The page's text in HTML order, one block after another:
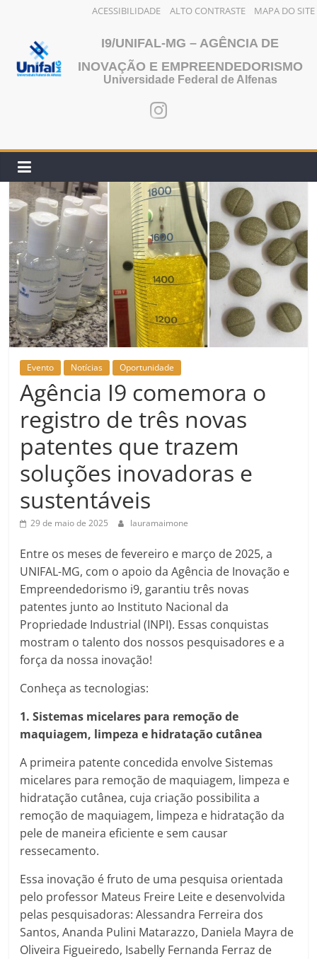
ACESSIBILIDADE ALTO CONTRASTE MAPA DO SITE
I9/UNIFAL-MG – AGÊNCIA DE
INOVAÇÃO E EMPREENDEDORISMO
Universidade Federal de Alfenas
Evento Notícias Oportunidade
Agência I9 comemora o
registro de três novas
patentes que trazem
soluções inovadoras e
sustentáveis
29 de maio de 2025 lauramaimone
Entre os meses de fevereiro e março de 2025, a
UNIFAL-MG, com o apoio da Agência de Inovação e
Empreendedorismo i9, garantiu três novas
patentes junto ao Instituto Nacional da
Propriedade Industrial (INPI). Essas conquistas
mostram o talento dos nossos pesquisadores e a
força da nossa inovação!
Conheça as tecnologias:
1. Sistemas micelares para remoção de
maquiagem, limpeza e hidratação cutânea
A primeira patente concedida envolve Sistemas
micelares para remoção de maquiagem, limpeza e
hidratação cutânea, cuja criação possibilita a
remoção de maquiagem, limpeza e hidratação da
pele de maneira eficiente e sem causar
ressecamento.
Essa inovação é fruto de uma pesquisa orientada
pelo professor Mateus Freire Leite e desenvolvida
pelas pesquisadoras: Alessandra Ferreira dos
Santos, Ananda Pulini Matarazzo, Daniela Mayra de
Oliveira Figueiredo, Isabelly Fernanda Ferraz de